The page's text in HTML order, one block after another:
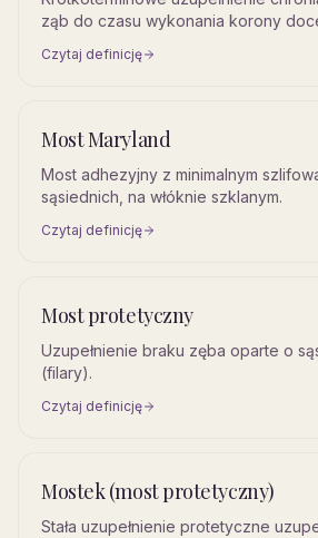
ząb do czasu wykonania korony
Czytaj definicję
Most Maryland
Most adhezyjny z minimalnym
sąsiednich, na włóknie szklanym.
Czytaj definicję
Most protetyczny
Uzupełnienie braku zęba oparte o
(filary).
Czytaj definicję
Mostek (most protetyczny)
Stała uzupełnienie protetyczne